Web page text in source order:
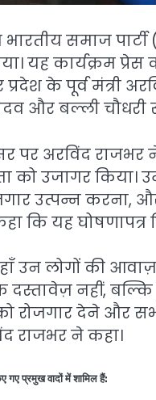
समाज
यह कार्यक्रम
के पूर्व मंत्री
और बल्ली चौधरी
पर अरविंद राजभर
को उजागर
उत्पन्न करना,
कि यह
उन लोगों की
दस्तावेज़ नहीं,
रोजगार देने और सभी
राजभर ने कहा।
गए प्रमुख वादों में शामिल हैं: